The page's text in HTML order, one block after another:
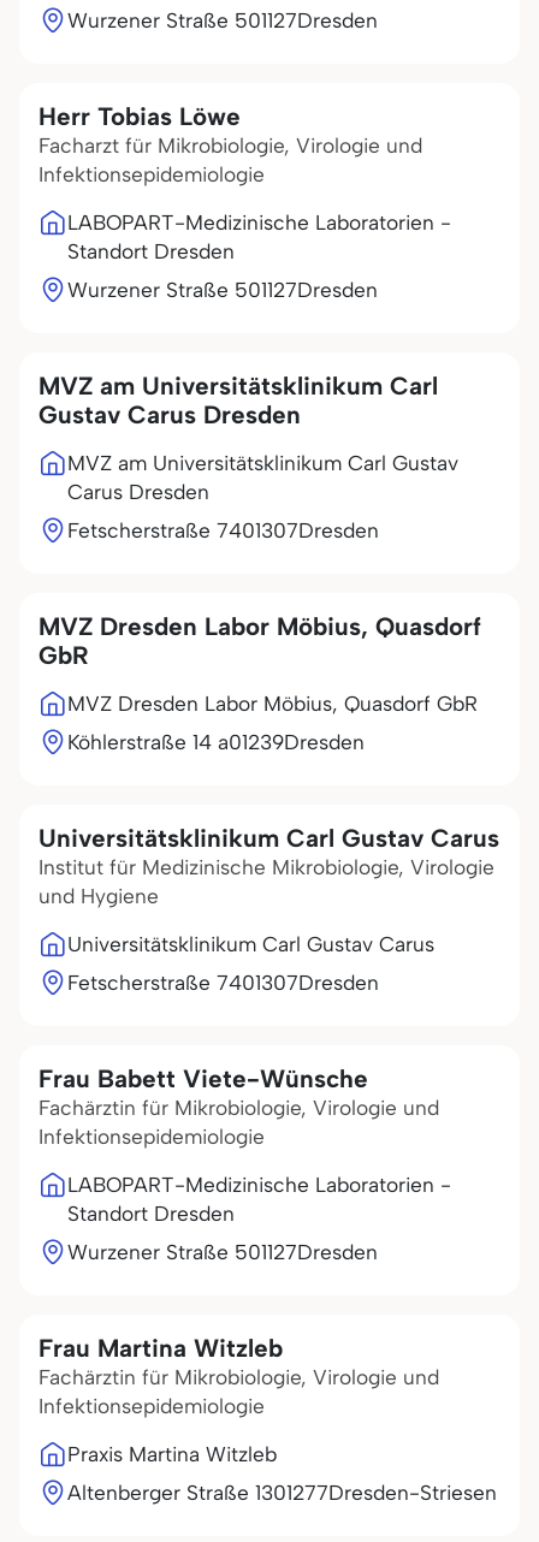
Wurzener Straße 501127Dresden
Herr Tobias Löwe
Facharzt für Mikrobiologie, Virologie und
Infektionsepidemiologie
LABOPART-Medizinische Laboratorien -
Standort Dresden
Wurzener Straße 501127Dresden
MVZ am Universitätsklinikum Carl
Gustav Carus Dresden
MVZ am Universitätsklinikum Carl Gustav
Carus Dresden
Fetscherstraße 7401307Dresden
MVZ Dresden Labor Möbius, Quasdorf
GbR
MVZ Dresden Labor Möbius, Quasdorf GbR
Köhlerstraße 14 a01239Dresden
Universitätsklinikum Carl Gustav Carus
Institut für Medizinische Mikrobiologie, Virologie
und Hygiene
Universitätsklinikum Carl Gustav Carus
Fetscherstraße 7401307Dresden
Frau Babett Viete-Wünsche
Fachärztin für Mikrobiologie, Virologie und
Infektionsepidemiologie
LABOPART-Medizinische Laboratorien -
Standort Dresden
Wurzener Straße 501127Dresden
Frau Martina Witzleb
Fachärztin für Mikrobiologie, Virologie und
Infektionsepidemiologie
Praxis Martina Witzleb
Altenberger Straße 1301277Dresden-Striesen